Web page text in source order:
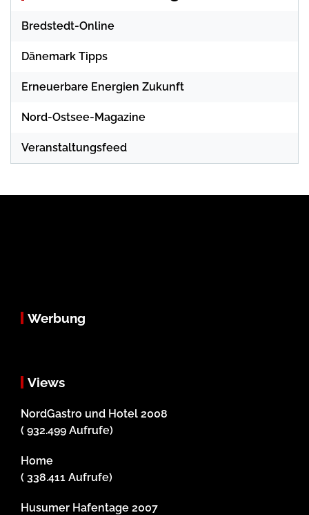
Bredstedt-Online
Dänemark Tipps
Erneuerbare Energien Zukunft
Nord-Ostsee-Magazine
Veranstaltungsfeed
Werbung
Views
NordGastro und Hotel 2008
( 932.499 Aufrufe)
Home
( 338.411 Aufrufe)
Husumer Hafentage 2007